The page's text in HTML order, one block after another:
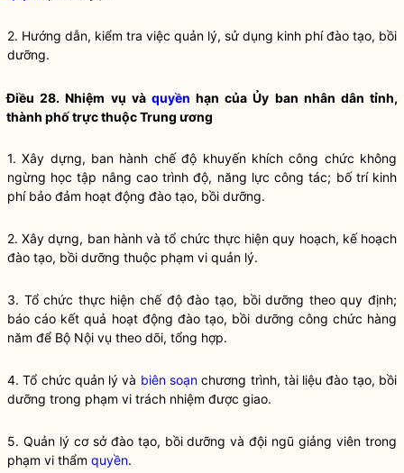
2. Hướng dẫn, kiểm tra việc quản lý, sử dụng kinh phíđào tạo, bồi
dưỡng.
Điều 28. Nhiệm vụ và quyền hạn của Ủy ban nhân dân tỉnh,
thành phố trực thuộc Trung ương
1. Xây dựng, ban hành chế độ khuyến khích công chức không
ngừng học tập nâng cao trình độ, năng lựccông tác; bố trí kinh
phí bảo đảm hoạt động đào tạo, bồi dưỡng.
2. Xây dựng, ban hành và tổ chức thực hiện quy hoạch, kế hoạch
đào tạo, bồi dưỡng thuộc phạm vi quản lý.
3. Tổ chức thực hiện chế độđào tạo, bồi dưỡng theo quy định;
báo cáo kết quả hoạt động đào tạo, bồi dưỡng công chức hàng
năm để Bộ Nội vụ theo dõi, tổng hợp.
4. Tổ chức quản lý và biên soạn chương trình, tài liệuđào tạo, bồi
dưỡng trong phạm vi trách nhiệm được giao.
5. Quản lý cơ sở đào tạo, bồi dưỡng và đội ngũ giảng viên trong
phạm vi thẩm quyền.